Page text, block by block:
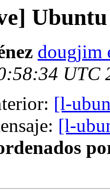
dougjim
UTC
[l-
[l-